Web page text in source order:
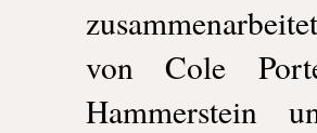
von Cole
Hammerstein